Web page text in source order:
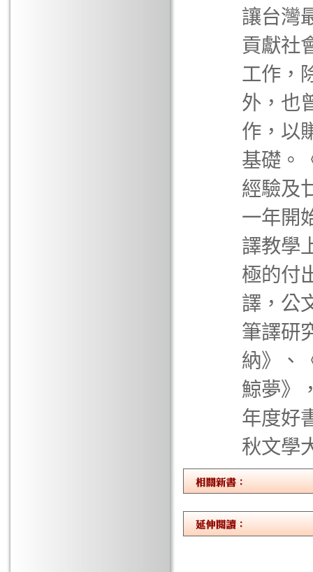
讓台灣
貢獻社
工作，
外，也
作，以
基礎。
經驗及
一年開
譯教學
極的付
譯，公
筆譯研
納》、
鯨夢》
年度好
秋文學